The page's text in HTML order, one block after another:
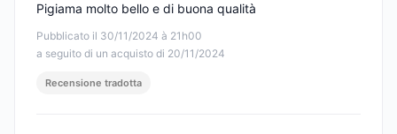
Pubblicato il 30/11/2024 à 21h00
a seguito di un acquisto di 20/11/2024
Pigiama molto bello e di buona qualità
Recensione tradotta